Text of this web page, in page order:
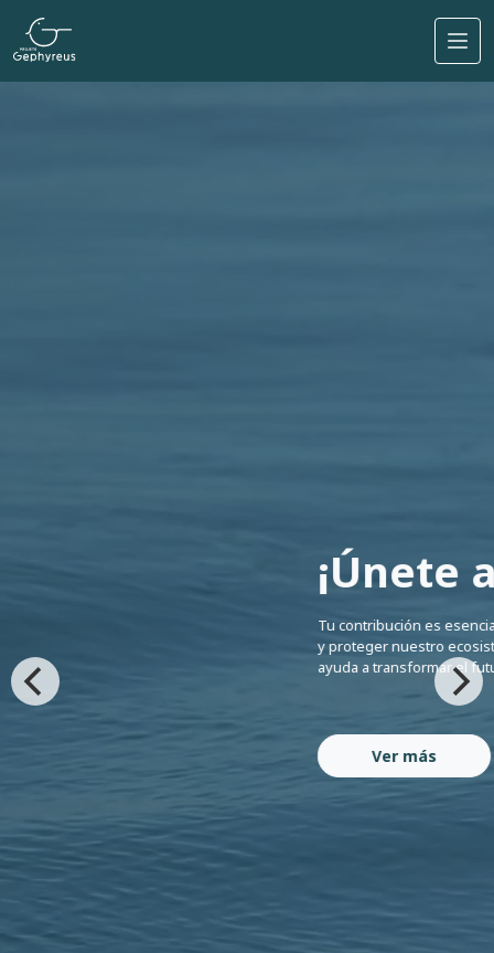
Pasar al contenido principal
¡Únete
Tu contribución es
y proteger nuestro
ayuda a transformar el
Ver más